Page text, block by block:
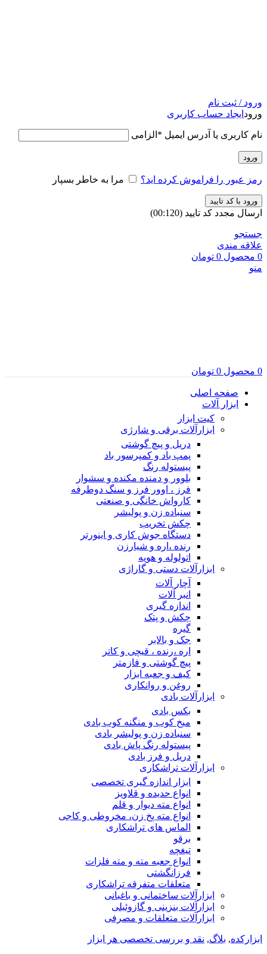
ورود / ثبت نام
ورود ایجاد حساب کاربری
نام کاربری یا آدرس ایمیل * الزامی
ورود
رمز عبور را فراموش کرده اید؟ مرا به خاطر بسپار
ورود با کد تایید
ارسال مجدد کد تایید (00:
120
)
جستجو
علاقه مندی
0 محصول 0 تومان
منو
0 محصول 0 تومان
صفحه اصلی
ابزار آلات
کیت ابزار
ابزارآلات برقی و شارژی
دریل و پیچ گوشتی
پمپ باد و کمپرسور باد
پیستوله رنگ
بلوور و دمنده مکنده و سشوار
فرز ، اوور فرز و سنگ دوطرفه
کارواش خانگی و صنعتی
سنباده زن و پولیشر
چکش تخریب
دستگاه جوش کاری و اینورتر
رنده ،اره و شیارزن
اتولوله و هویه
ابزارآلات دستی و گاراژی
آچار آلات
انبر آلات
اندازه گیری
چکش و پتک
گیره
جک و بالابر
اره ،رنده ، قیچی و کاتر
پیچ گوشتی و فازمتر
کیف و جعبه ابزار
روغن و روانکاری
ابزارآلات بادی
بکس بادی
میخ کوب و منگنه کوب بادی
سنباده زن و پولیشر بادی
پیستوله رنگ پاش بادی
دریل و فرز بادی
ابزارآلات تراشکاری
ابزار اندازه گیری تخصصی
انواع حدیده و قلاویز
انواع مته دیوار و قلم
انواع مته پخ زن، مخروطی و کاجی
الماس های تراشکاری
برقو
تیغچه
انواع جعبه مته و مته فلزات
فرزانگشتی
متعلقات متفرقه تراشکاری
ابزارآلات ساختمانی و باغبانی
ابزارآلات بنزینی و گازوئیلی
ابزارآلات متعلقات و مصرفی
ابزارکده, بلاگ, نقد و بررسی تخصصی هر ابزار